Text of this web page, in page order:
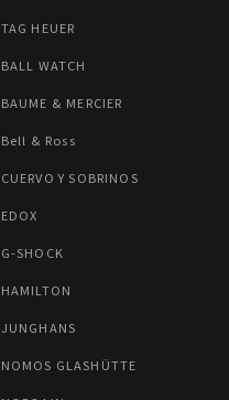
TAG HEUER
BALL WATCH
BAUME & MERCIER
Bell & Ross
CUERVO Y SOBRINOS
EDOX
G-SHOCK
HAMILTON
JUNGHANS
NOMOS GLASHÜTTE